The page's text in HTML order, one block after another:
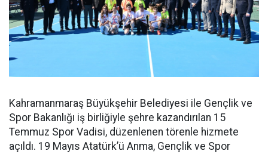
Kahramanmaraş Büyükşehir Belediyesi ile Gençlik ve
Spor Bakanlığı iş birliğiyle şehre kazandırılan 15
Temmuz Spor Vadisi, düzenlenen törenle hizmete
açıldı. 19 Mayıs Atatürk’ü Anma, Gençlik ve Spor